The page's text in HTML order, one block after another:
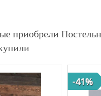
приобрели
-41%